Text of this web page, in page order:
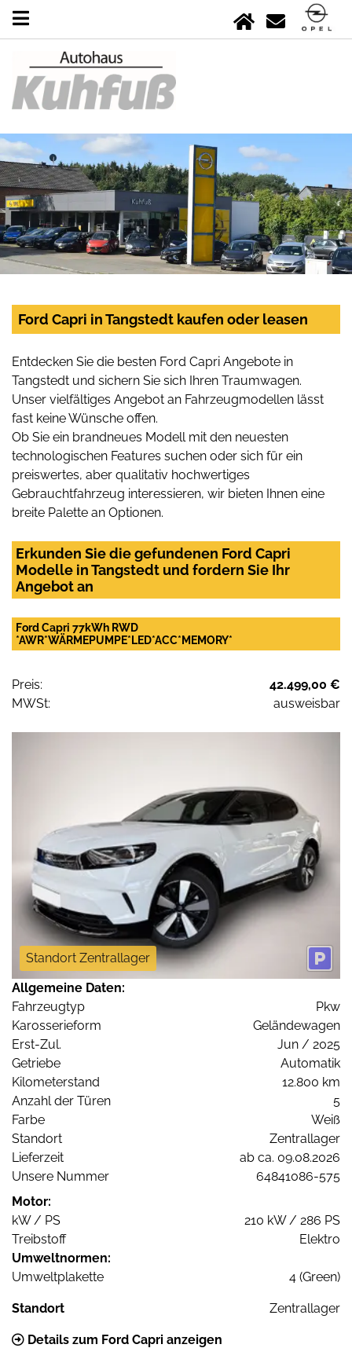
Ford Capri in Tangstedt kaufen oder leasen
Entdecken Sie die besten Ford Capri Angebote in
Tangstedt und sichern Sie sich Ihren Traumwagen.
Unser vielfältiges Angebot an Fahrzeugmodellen lässt
fast keine Wünsche offen.
Ob Sie ein brandneues Modell mit den neuesten
technologischen Features suchen oder sich für ein
preiswertes, aber qualitativ hochwertiges
Gebrauchtfahrzeug interessieren, wir bieten Ihnen eine
breite Palette an Optionen.
Erkunden Sie die gefundenen Ford Capri
Modelle in Tangstedt und fordern Sie Ihr
Angebot an
Ford Capri 77kWh RWD
*AWR*WÄRMEPUMPE*LED*ACC*MEMORY*
Preis:
42.499,00 €
MWSt:
ausweisbar
Standort Zentrallager
Allgemeine Daten:
Fahrzeugtyp
Pkw
Karosserieform
Geländewagen
Erst-Zul.
Jun / 2025
Getriebe
Automatik
Kilometerstand
12.800 km
Anzahl der Türen
5
Farbe
Weiß
Standort
Zentrallager
Lieferzeit
ab ca. 09.08.2026
Unsere Nummer
64841086-575
Motor:
kW / PS
210 kW / 286 PS
Treibstoff
Elektro
Umweltnormen:
Umweltplakette
4 (Green)
Standort Zentrallager
Details zum Ford Capri anzeigen